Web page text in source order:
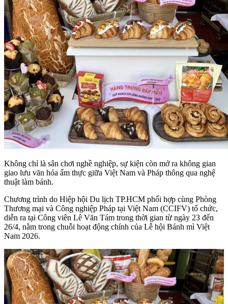
Không chỉ là sân chơi nghề nghiệp, sự kiện còn mở ra không gian
giao lưu văn hóa ẩm thực giữa Việt Nam và Pháp thông qua nghệ
thuật làm bánh.
Chương trình do Hiệp hội Du lịch TP.HCM phối hợp cùng Phòng
Thương mại và Công nghiệp Pháp tại Việt Nam (CCIFV) tổ chức,
diễn ra tại Công viên Lê Văn Tám trong thời gian từ ngày 23 đến
26/4, nằm trong chuỗi hoạt động chính của Lễ hội Bánh mì Việt
Nam 2026.